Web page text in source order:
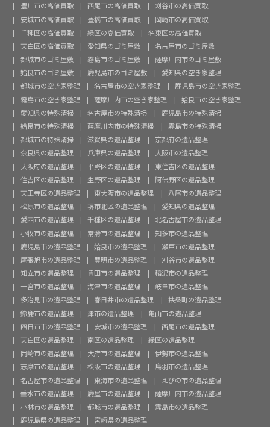
豊川市の高価買取
西尾市の高価買取
刈谷市の高価買取
安城市の高価買取
豊橋市の高価買取
岡崎市の高価買取
千種区の高価買取
緑区の高価買取
名東区の高価買取
天白区の高価買取
愛知県のゴミ屋敷
名古屋市のゴミ屋敷
都城市のゴミ屋敷
霧島市のゴミ屋敷
薩摩川内市のゴミ屋敷
姶良市のゴミ屋敷
鹿児島市のゴミ屋敷
愛知県の空き家整理
都城市の空き家整理
名古屋市の空き家整理
鹿児島市の空き家整理
霧島市の空き家整理
薩摩川内市の空き家整理
姶良市の空き家整理
愛知県の特殊清掃
名古屋市の特殊清掃
鹿児島市の特殊清掃
姶良市の特殊清掃
薩摩川内市の特殊清掃
霧島市の特殊清掃
都城市の特殊清掃
滋賀県の遺品整理
京都府の遺品整理
奈良県の遺品整理
兵庫県の遺品整理
大阪市の遺品整理
大阪府の遺品整理
平野区の遺品整理
東住吉区の遺品整理
住吉区の遺品整理
生野区の遺品整理
阿倍野区の遺品整理
天王寺区の遺品整理
東大阪市の遺品整理
八尾市の遺品整理
松原市の遺品整理
堺市北区の遺品整理
愛知県の遺品整理
愛西市の遺品整理
千種区の遺品整理
北名古屋市の遺品整理
小牧市の遺品整理
常滑市の遺品整理
知多市の遺品整理
鹿児島市の遺品整理
姶良市の遺品整理
瀬戸市の遺品整理
尾張旭市の遺品整理
豊明市の遺品整理
刈谷市の遺品整理
知立市の遺品整理
豊田市の遺品整理
稲沢市の遺品整理
一宮市の遺品整理
海津市の遺品整理
岐阜市の遺品整理
多治見市の遺品整理
春日井市の遺品整理
扶桑町の遺品整理
鈴鹿市の遺品整理
津市の遺品整理
亀山市の遺品整理
四日市市の遺品整理
安城市の遺品整理
西尾市の遺品整理
天白区の遺品整理
南区の遺品整理
緑区の遺品整理
岡崎市の遺品整理
大府市の遺品整理
伊勢市の遺品整理
志摩市の遺品整理
松阪市の遺品整理
鳥羽市の遺品整理
名古屋市の遺品整理
東海市の遺品整理
えびの市の遺品整理
垂水市の遺品整理
鹿屋市の遺品整理
薩摩川内市の遺品整理
小林市の遺品整理
都城市の遺品整理
霧島市の遺品整理
鹿児島県の遺品整理
宮崎県の遺品整理